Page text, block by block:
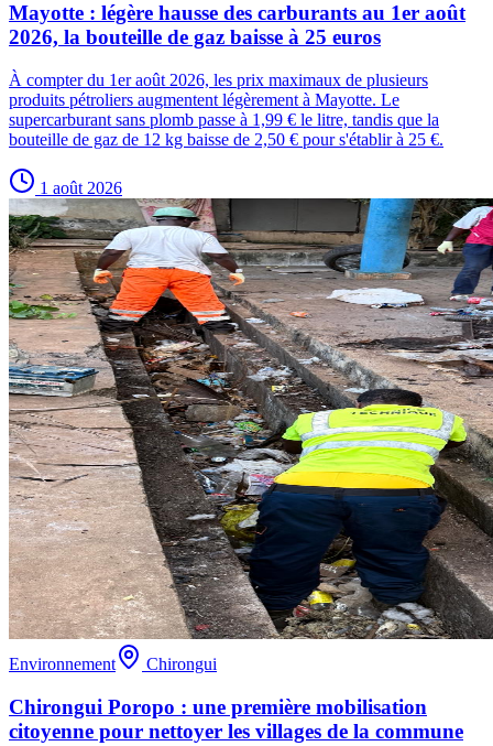
Mayotte : légère hausse des carburants au 1er août
2026, la bouteille de gaz baisse à 25 euros
À compter du 1er août 2026, les prix maximaux de plusieurs
produits pétroliers augmentent légèrement à Mayotte. Le
supercarburant sans plomb passe à 1,99 € le litre, tandis que la
bouteille de gaz de 12 kg baisse de 2,50 € pour s'établir à 25 €.
1 août 2026
Environnement Chirongui
Chirongui Poropo : une première mobilisation
citoyenne pour nettoyer les villages de la commune